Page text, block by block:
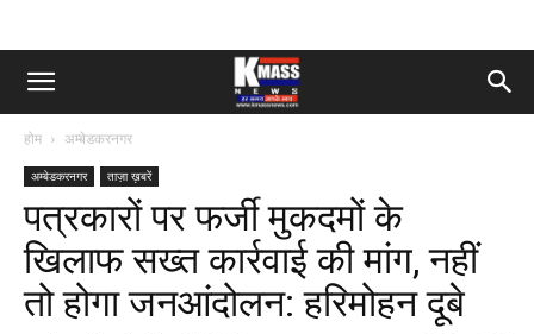
होम अम्बेडकरनगर
अम्बेडकरनगर ताज़ा ख़बरें
पत्रकारों पर फर्जी मुकदमों के
खिलाफ सख्त कार्रवाई की मांग, नहीं
तो होगा जनआंदोलन: हरिमोहन दूबे